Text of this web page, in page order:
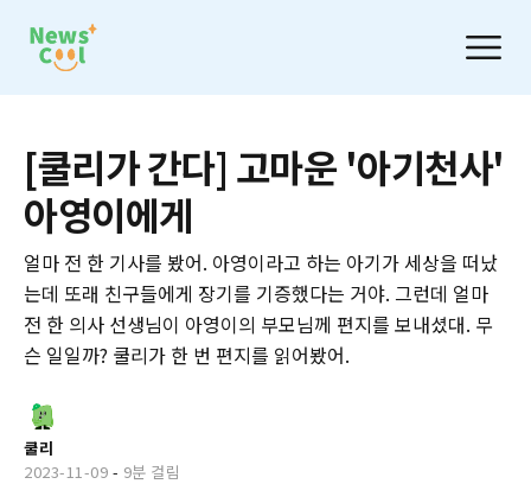
[쿨리가 간다] 고마운 '아기천사'
아영이에게
얼마 전 한 기사를 봤어. 아영이라고 하는 아기가 세상을 떠났
는데 또래 친구들에게 장기를 기증했다는 거야. 그런데 얼마
전 한 의사 선생님이 아영이의 부모님께 편지를 보내셨대. 무
슨 일일까? 쿨리가 한 번 편지를 읽어봤어.
쿨리
2023-11-09 - 9분 걸림